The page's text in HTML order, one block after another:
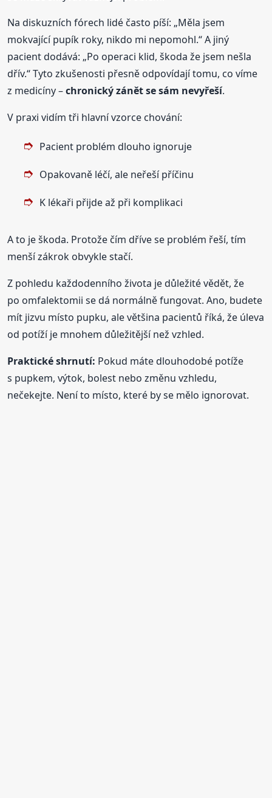
Na diskuzních fórech lidé často píší: „Měla jsem
mokvající pupík roky, nikdo mi nepomohl.“ A jiný
pacient dodává: „Po operaci klid, škoda že jsem nešla
dřív.“ Tyto zkušenosti přesně odpovídají tomu, co víme
z medicíny –chronický zánět se sám nevyřeší.
V praxi vidím tři hlavní vzorce chování:
Pacient problém dlouho ignoruje
Opakovaně léčí, ale neřeší příčinu
K lékaři přijde až při komplikaci
A to je škoda. Protože čím dříve se problém řeší, tím
menší zákrok obvykle stačí.
Z pohledu každodenního života je důležité vědět, že
po omfalektomii se dá normálně fungovat. Ano, budete
mít jizvu místo pupku, ale většina pacientů říká, že úleva
od potíží je mnohem důležitější než vzhled.
Praktické shrnutí: Pokud máte dlouhodobé potíže
s pupkem, výtok, bolest nebo změnu vzhledu,
nečekejte. Není to místo, které by se mělo ignorovat.